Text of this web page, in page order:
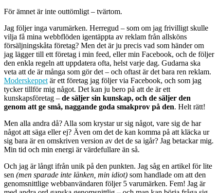
För ämnet är inte outtömligt – tvärtom.
Jag följer inga varumärken. Herregud – som om jag frivilligt skulle
vilja få mina webbflöden igentäppta av reklam från allsköns
försäljningskåta företag? Men det är ju precis vad som händer om
jag lägger till ett företag i min feed, eller min Facebook, och de följer
den enkla regeln att uppdatera ofta, helst varje dag. Gudarna ska
veta att de är många som gör det – och oftast är det bara ren reklam.
Moderskeppet är ett företag jag följer via Facebook, och som jag
tycker tillför mig något. Det kan ju bero på att de är ett
kunskapsföretag – de säljer sin kunskap, och de säljer den
genom att ge små, naggande goda smakprov på den. Helt rätt!
Men alla andra då? Alla som krystar ur sig något, vare sig de har
något att säga eller ej? Även om det de kan komma på att kläcka ur
sig bara är en omskriven version av det de sa igår? Jag betackar mig.
Min tid och min energi är värdefullare än så.
Och jag är långt ifrån unik på den punkten. Jag såg en artikel för lite
sen (men sparade inte länken, min idiot) som handlade om att den
genomsnittlige webbanvändaren följer 5 varumärken. Fem! Jag är